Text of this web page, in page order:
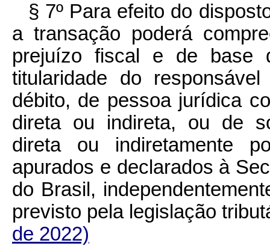
§ 7º Para efeito do
a transação poderá
prejuízo fiscal e de base
titularidade do
débito, de pessoa jurídica
direta ou indireta, ou de
direta ou indiretamente
apurados e declarados à
do Brasil,
previsto pela legislação
de 2022)